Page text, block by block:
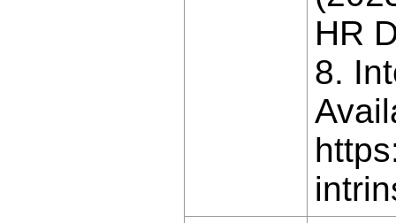
HR
8.